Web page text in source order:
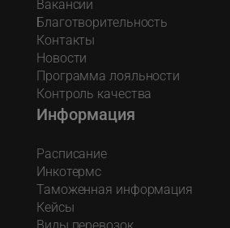
Вакансии
Благотворительность
Контакты
Новости
Программа лояльности
Контроль качества
Информация
Расписание
Инкотермс
Таможенная информация
Кейсы